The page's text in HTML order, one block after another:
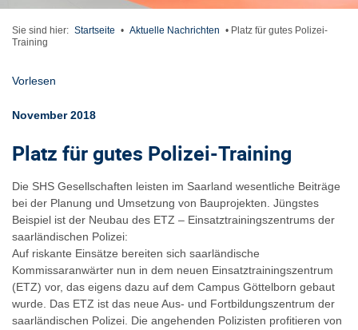
Sie sind hier: Startseite • Aktuelle Nachrichten • Platz für gutes Polizei-
Training
Vorlesen
November 2018
Platz für gutes Polizei-Training
Die SHS Gesellschaften leisten im Saarland wesentliche Beiträge
bei der Planung und Umsetzung von Bauprojekten. Jüngstes
Beispiel ist der Neubau des ETZ – Einsatztrainingszentrums der
saarländischen Polizei:
Auf riskante Einsätze bereiten sich saarländische
Kommissaranwärter nun in dem neuen Einsatztrainingszentrum
(ETZ) vor, das eigens dazu auf dem Campus Göttelborn gebaut
wurde. Das ETZ ist das neue Aus- und Fortbildungszentrum der
saarländischen Polizei. Die angehenden Polizisten profitieren von